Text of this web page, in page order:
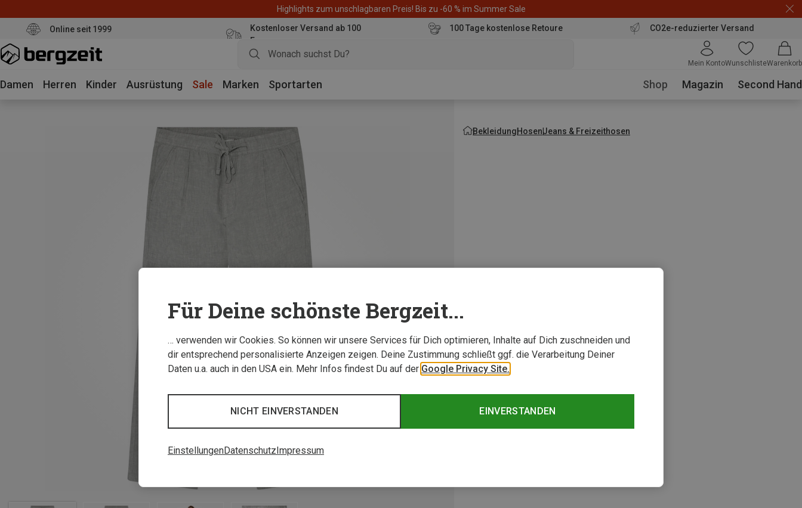
Highlights zum unschlagbaren Preis! Bis zu -60 % im Summer Sale
Online seit 1999
Kostenloser Versand ab 100
Euro
100 Tage kostenlose Retoure CO2e-reduzierter Versand
Mein KontoWunschlisteWarenkorb
Damen Herren Kinder Ausrüstung Sale Marken Sportarten Shop Magazin Second Hand
BekleidungHosenJeans & Freizeithosen
Für Deine schönste Bergzeit...
… verwenden wir Cookies. So können wir unsere Services für Dich optimieren, Inhalte auf Dich zuschneiden und
dir entsprechend personalisierte Anzeigen zeigen. Deine Zustimmung schließt ggf. die Verarbeitung Deiner
Daten u.a. auch in den USA ein. Mehr Infos findest Du auf der Google Privacy Site.
EINVERSTANDEN
NICHT EINVERSTANDEN
EinstellungenDatenschutzImpressum